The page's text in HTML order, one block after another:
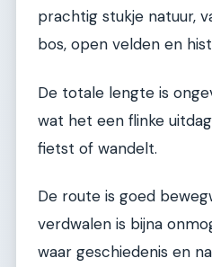
prachtig stukje natuur,
bos, open velden en
De totale lengte is
wat het een flinke
fietst of wandelt.
De route is goed
verdwalen is bijna
waar geschiedenis en